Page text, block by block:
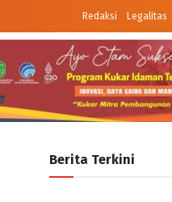
Redaksi Legalitas
Berita Terkini